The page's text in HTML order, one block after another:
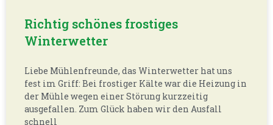
Richtig schönes frostiges
Winterwetter
Liebe Mühlenfreunde, das Winterwetter hat uns
fest im Griff: Bei frostiger Kälte war die Heizung in
der Mühle wegen einer Störung kurzzeitig
ausgefallen. Zum Glück haben wir den Ausfall
schnell